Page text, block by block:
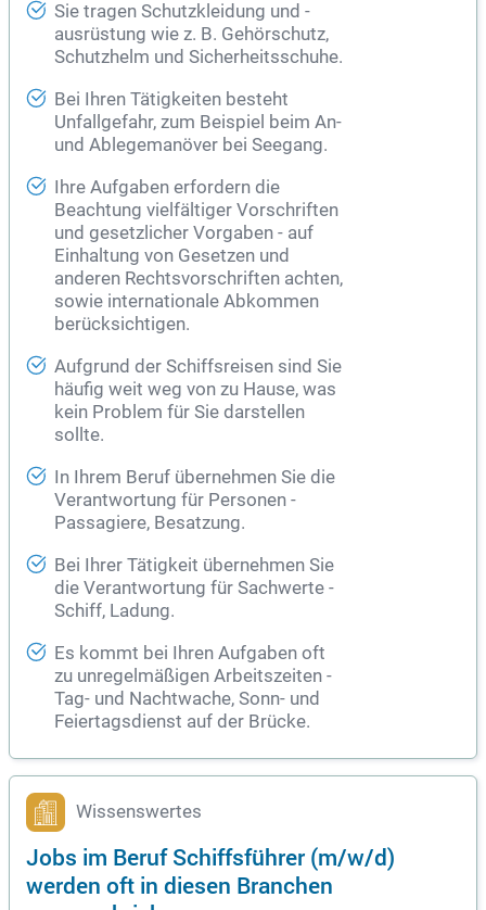
Sie tragen Schutzkleidung und -
ausrüstung wie z. B. Gehörschutz,
Schutzhelm und Sicherheitsschuhe.
Bei Ihren Tätigkeiten besteht
Unfallgefahr, zum Beispiel beim An-
und Ablegemanöver bei Seegang.
Ihre Aufgaben erfordern die
Beachtung vielfältiger Vorschriften
und gesetzlicher Vorgaben - auf
Einhaltung von Gesetzen und
anderen Rechtsvorschriften achten,
sowie internationale Abkommen
berücksichtigen.
Aufgrund der Schiffsreisen sind Sie
häufig weit weg von zu Hause, was
kein Problem für Sie darstellen
sollte.
In Ihrem Beruf übernehmen Sie die
Verantwortung für Personen -
Passagiere, Besatzung.
Bei Ihrer Tätigkeit übernehmen Sie
die Verantwortung für Sachwerte -
Schiff, Ladung.
Es kommt bei Ihren Aufgaben oft
zu unregelmäßigen Arbeitszeiten -
Tag- und Nachtwache, Sonn- und
Feiertagsdienst auf der Brücke.
Wissenswertes
Jobs im Beruf Schiffsführer (m/w/d)
werden oft in diesen Branchen